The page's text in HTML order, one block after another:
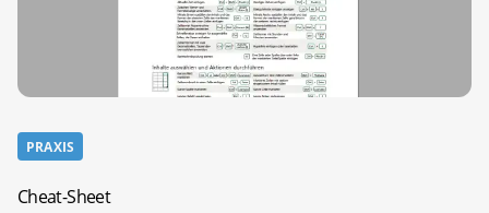
PRAXIS
Cheat-Sheet